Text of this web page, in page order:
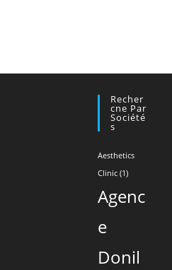
Recher
Cne Par
Société
S
Aesthetics
Clinic (1)
Agenc
e
Donil